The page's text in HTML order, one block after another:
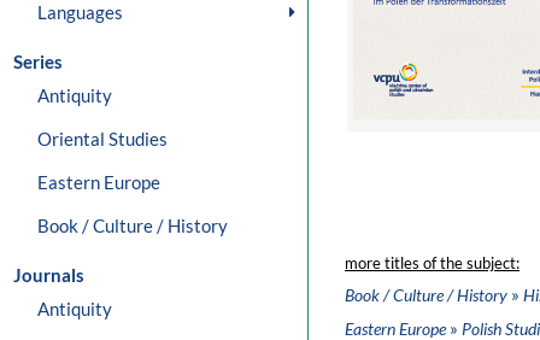
Languages
Series
Antiquity
Oriental Studies
Eastern Europe
Book / Culture / History
Journals
Antiquity
more titles of the subject:
Book / Culture / History »
Eastern Europe» Polish